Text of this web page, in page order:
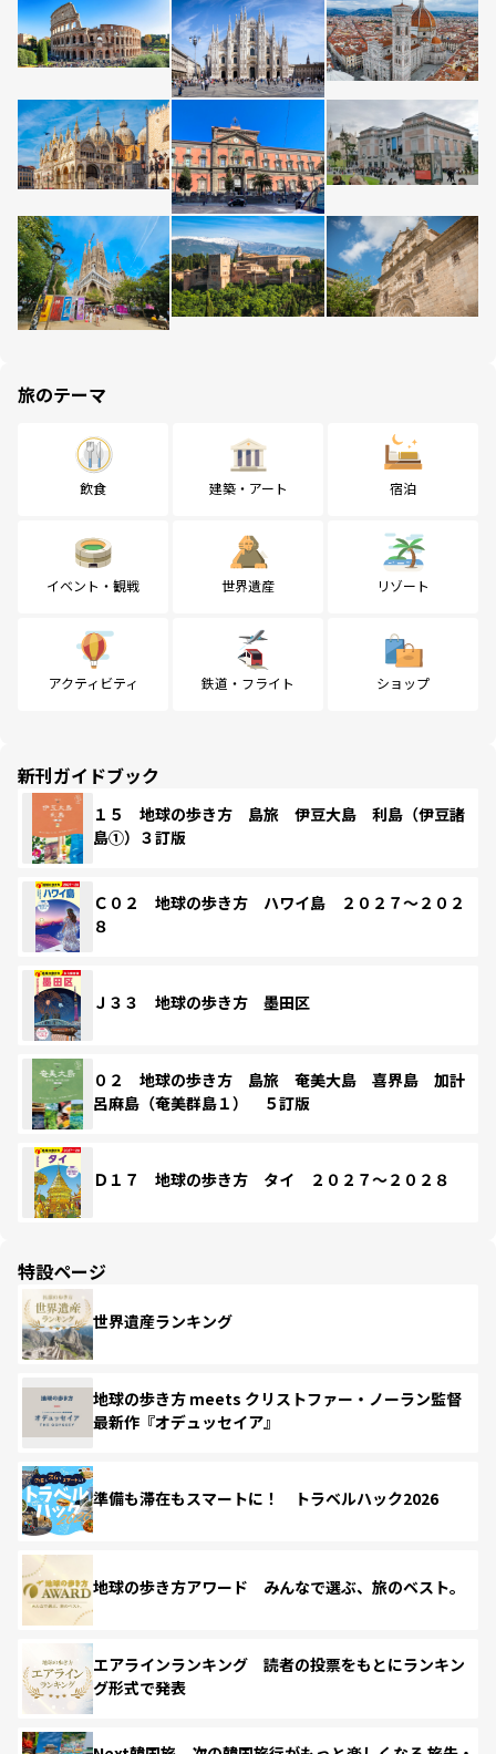
旅のテーマ
飲食 建築・アート 宿泊
イベント・観戦 世界遺産 リゾート
アクティビティ 鉄道・フライト ショップ
新刊ガイドブック
１５ 地球の歩き方 島旅 伊豆大島 利島（伊豆諸
島①）３訂版
Ｃ０２ 地球の歩き方 ハワイ島 ２０２７～２０２
８
Ｊ３３ 地球の歩き方 墨田区
０２ 地球の歩き方 島旅 奄美大島 喜界島 加計
呂麻島（奄美群島１） ５訂版
Ｄ１７ 地球の歩き方 タイ ２０２７～２０２８
特設ページ
世界遺産ランキング
地球の歩き方 meets クリストファー・ノーラン監督
最新作『オデュッセイア』
準備も滞在もスマートに！ トラベルハック2026
地球の歩き方アワード みんなで選ぶ、旅のベスト。
エアラインランキング 読者の投票をもとにランキン
グ形式で発表